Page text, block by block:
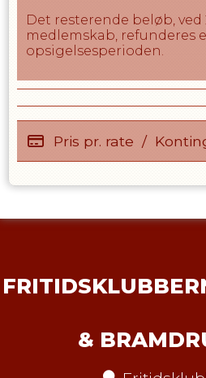
Det resterende beløb, ved
medlemskab, refunderes
opsigelsesperioden.
Pris pr. rate /
&